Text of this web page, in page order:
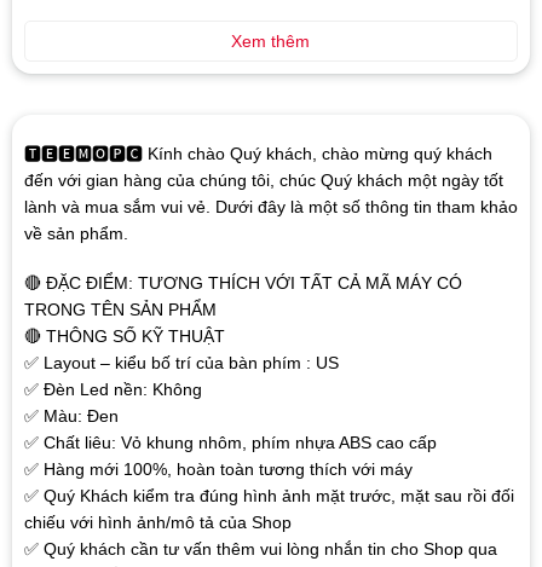
🆃🅴🅴🅼🅾🅿🅲 Kính chào Quý khách, chào mừng quý khách
đến với gian hàng của chúng tôi, chúc Quý khách một ngày tốt
lành và mua sắm vui vẻ. Dưới đây là một số thông tin tham khảo
về sản phẩm.
🔴 ĐẶC ĐIỂM: TƯƠNG THÍCH VỚI TẤT CẢ MÃ MÁY CÓ
TRONG TÊN SẢN PHẨM
🔴 THÔNG SỐ KỸ THUẬT
✅ Layout – kiểu bố trí của bàn phím : US
✅ Đèn Led nền: Không
✅ Màu: Đen
✅ Chất liêu: Vỏ khung nhôm, phím nhựa ABS cao cấp
✅ Hàng mới 100%, hoàn toàn tương thích với máy
✅ Quý Khách kiểm tra đúng hình ảnh mặt trước, mặt sau rồi đối
chiếu với hình ảnh/mô tả của Shop
✅ Quý khách cần tư vấn thêm vui lòng nhắn tin cho Shop qua
Xem thêm